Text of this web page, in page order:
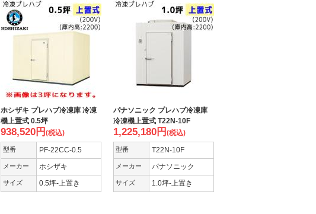
ホシザキ プレハブ冷凍庫 冷凍
機上置式 0.5坪
938,520円 (税込)
型番 PF-22CC-0.5
メーカー ホシザキ
サイズ 0.5坪-上置き
パナソニック プレハブ冷凍庫
冷凍機上置式 T22N-10F
1,225,180円 (税込)
型番 T22N-10F
メーカー パナソニック
サイズ 1.0坪-上置き